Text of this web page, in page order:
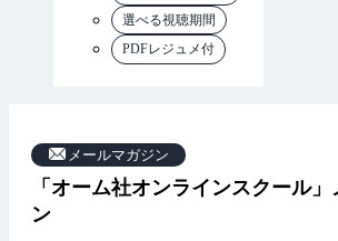
選べる視聴期間
PDFレジュメ付
メールマガジン
「オーム社オンラインスクール
ン